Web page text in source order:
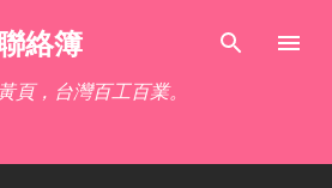
跳到主要內容
絡簿
頁，台灣百工百業。